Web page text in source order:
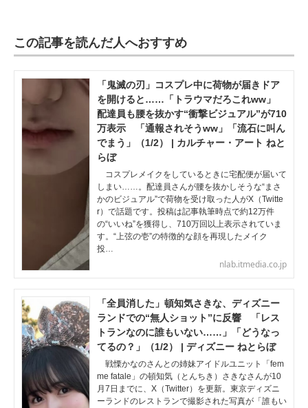
この記事を読んだ人へおすすめ
「鬼滅の刃」コスプレ中に荷物が届きドア
を開けると……「トラウマだろこれww」
配達員も腰を抜かす“衝撃ビジュアル”が710
万表示 「通報されそうww」「流石に叫ん
でまう」（1/2） | カルチャー・アート ねと
らぼ
コスプレメイクをしているときに宅配便が届いて
しまい……。配達員さんが腰を抜かしそうな“まさ
かのビジュアル”で荷物を受け取った人がX（Twitte
r）で話題です。投稿は記事執筆時点で約12万件
の“いいね”を獲得し、710万回以上表示されていま
す。“上弦の壱”の特徴的な顔を再現したメイク
投…
nlab.itmedia.co.jp
「全員消した」頓知気さきな、ディズニー
ランドでの“無人ショット”に反響 「レス
トランなのに誰もいない……」「どうなっ
てるの？」（1/2） | ディズニー ねとらぼ
戦慄かなのさんとの姉妹アイドルユニット「fem
me fatale」の頓知気（とんちき）さきなさんが10
月7日までに、X（Twitter）を更新。東京ディズニ
ーランドのレストランで撮影された写真が「誰もい